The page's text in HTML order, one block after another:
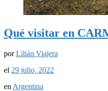
Qué visitar en
porLilián Viajera
el 29 julio, 2022
en Argentina